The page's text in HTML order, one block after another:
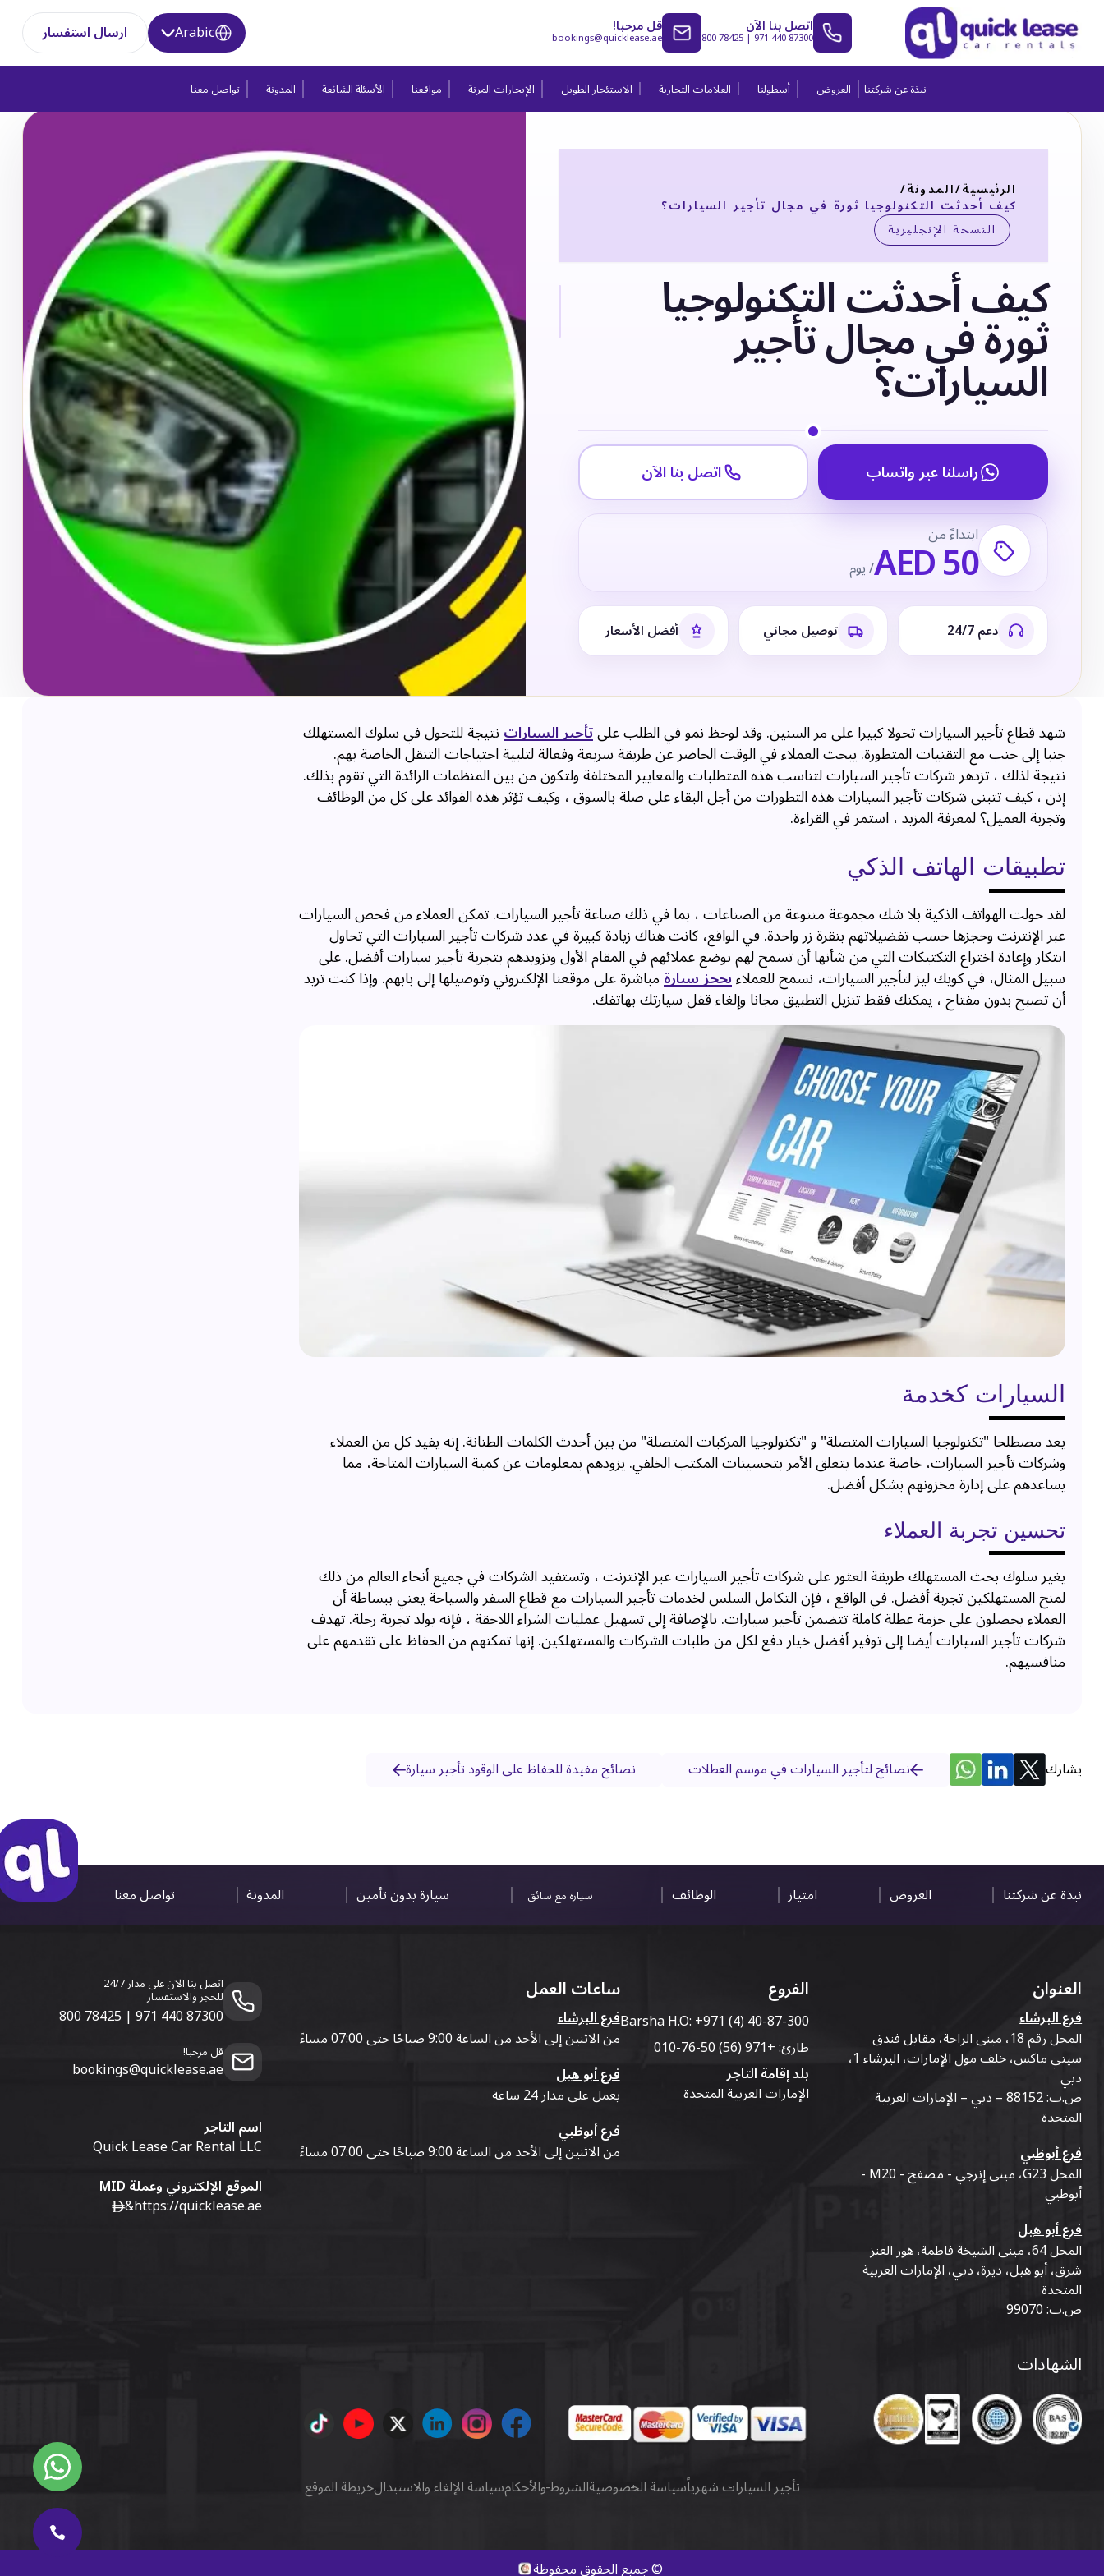
اتصل بنا الآن800 78425 |971 440 87300 قل مرحبا!
bookings@quicklease.ae
Arabic ارسال استفسار
نبذة عن شركتنا العروض أسطولنا العلامات التجارية الاستئجار الطويل الإيجارات المرنة مواقعنا الأسئلة الشائعة المدونة تواصل معنا
الرئيسية/المدونة/
كيف أحدثت التكنولوجيا ثورة في مجال تأجير السيارات؟
النسخة الإنجليزية
كيف أحدثت التكنولوجيا
ثورة في مجال تأجير
السيارات؟
راسلنا عبر واتساب اتصل بنا الآن
ابتداءً من
AED 50/ يوم
دعم 24/7 توصيل مجاني أفضل الأسعار
شهد قطاع تأجير السيارات تحولا كبيرا على مر السنين. وقد لوحظ نمو في الطلب علىتأجير السياراتنتيجة للتحول في سلوك المستهلك
جنبا إلى جنب مع التقنيات المتطورة. يبحث العملاء في الوقت الحاضر عن طريقة سريعة وفعالة لتلبية احتياجات التنقل الخاصة بهم.
نتيجة لذلك ، تزدهر شركات تأجير السيارات لتناسب هذه المتطلبات والمعايير المختلفة ولتكون من بين المنظمات الرائدة التي تقوم بذلك.
إذن ، كيف تتبنى شركات تأجير السيارات هذه التطورات من أجل البقاء على صلة بالسوق ، وكيف تؤثر هذه الفوائد على كل من الوظائف
وتجربة العميل؟ لمعرفة المزيد ، استمر في القراءة.
تطبيقات الهاتف الذكي
لقد حولت الهواتف الذكية بلا شك مجموعة متنوعة من الصناعات ، بما في ذلك صناعة تأجير السيارات. تمكن العملاء من فحص السيارات
عبر الإنترنت وحجزها حسب تفضيلاتهم بنقرة زر واحدة. في الواقع، كانت هناك زيادة كبيرة في عدد شركات تأجير السيارات التي تحاول
ابتكار وإعادة اختراع التكتيكات التي من شأنها أن تسمح لهم بوضع عملائهم في المقام الأول وتزويدهم بتجربة تأجير سيارات أفضل. على
سبيل المثال، في كويك ليز لتأجير السيارات، نسمح للعملاءبحجز سيارةمباشرة على موقعنا الإلكتروني وتوصيلها إلى بابهم. وإذا كنت تريد
أن تصبح بدون مفتاح ، يمكنك فقط تنزيل التطبيق مجانا وإلغاء قفل سيارتك بهاتفك.
السيارات كخدمة
يعد مصطلحا "تكنولوجيا السيارات المتصلة" و "تكنولوجيا المركبات المتصلة" من بين أحدث الكلمات الطنانة. إنه يفيد كل من العملاء
وشركات تأجير السيارات، خاصة عندما يتعلق الأمر بتحسينات المكتب الخلفي. يزودهم بمعلومات عن كمية السيارات المتاحة، مما
يساعدهم على إدارة مخزونهم بشكل أفضل.
تحسين تجربة العملاء
يغير سلوك بحث المستهلك طريقة العثور على شركات تأجير السيارات عبر الإنترنت ، وتستفيد الشركات في جميع أنحاء العالم من ذلك
لمنح المستهلكين تجربة أفضل. في الواقع ، فإن التكامل السلس لخدمات تأجير السيارات مع قطاع السفر والسياحة يعني ببساطة أن
العملاء يحصلون على حزمة عطلة كاملة تتضمن تأجير سيارات. بالإضافة إلى تسهيل عمليات الشراء اللاحقة ، فإنه يولد تجربة رحلة. تهدف
شركات تأجير السيارات أيضا إلى توفير أفضل خيار دفع لكل من طلبات الشركات والمستهلكين. إنها تمكنهم من الحفاظ على تقدمهم على
منافسيهم.
يشارك نصائح لتأجير السيارات في موسم العطلات نصائح مفيدة للحفاظ على الوقود تأجير سيارة
نبذة عن شركتنا العروض امتياز الوظائف سيارة مع سائق سيارة بدون تأمين المدونة تواصل معنا
العنوان
فرع البرشاء
المحل رقم 18، مبنى الراحة، مقابل فندق
سيتي ماكس، خلف مول الإمارات، البرشاء 1،
دبي
ص.ب: 88152 – دبي – الإمارات العربية
المتحدة
فرع أبوظبي
المحل G23، مبنى إنرجي - مصفح - M20 -
أبوظبي
فرع أبو هيل
المحل 64، مبنى الشيخة فاطمة، هور العنز
شرق، أبو هيل، ديرة، دبي، الإمارات العربية
المتحدة
ص.ب: 99070
الفروع
Barsha H.O:+971 (4) 40-87-300
طارئ:+971 (56) 50-76-010
بلد إقامة التاجر
الإمارات العربية المتحدة
ساعات العمل
فرع البرشاء
من الاثنين إلى الأحد من الساعة 9:00 صباحًا حتى 07:00 مساءً
فرع أبو هيل
يعمل على مدار 24 ساعة
فرع أبوظبي
من الاثنين إلى الأحد من الساعة 9:00 صباحًا حتى 07:00 مساءً
اتصل بنا الآن على مدار 24/7
للحجز والاستفسار
800 78425 | 971 440 87300
قل مرحبا!
bookings@quicklease.ae
اسم التاجر
Quick Lease Car Rental LLC
الموقع الإلكتروني وعملة MID
https://quicklease.ae
&
الشهادات
تأجير السيارات شهرياًسياسة الخصوصيةالشروط والأحكامسياسة الإلغاء والاستبدالخريطة الموقع
©جميع الحقوق محفوظة